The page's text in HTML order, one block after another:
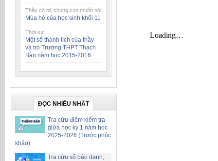
Thầy cô ơi, chúng con muốn nói
Mùa hè của học sinh khối 11
Thời sự
Một số thành tích của thầy
và trò Trường THPT Thạch
Bàn năm học 2015-2016
ĐỌC NHIỀU NHẤT
Tra cứu điểm kiểm tra
giữa học kỳ 1 năm học
2025-2026 (Trước phúc
khảo)
Tra cứu số báo danh,